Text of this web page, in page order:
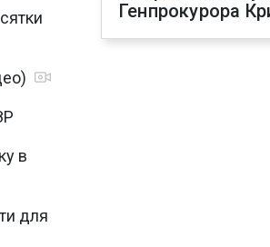
в
для
Генпрокурора